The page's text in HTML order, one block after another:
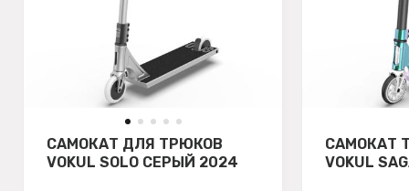
САМОКАТ ДЛЯ ТРЮКОВ
VOKUL SOLO СЕРЫЙ 2024
САМОКАТ
VOKUL